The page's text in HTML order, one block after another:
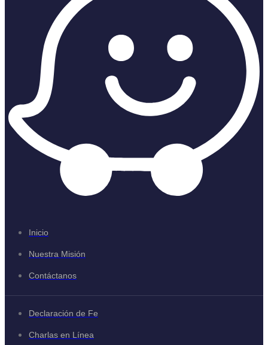
Inicio
Nuestra Misión
Contáctanos
Declaración de Fe
Charlas en Línea